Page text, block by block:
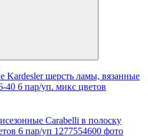
Kardesler шерсть ламы, вязанные
40 6 пар/уп. микс цветов